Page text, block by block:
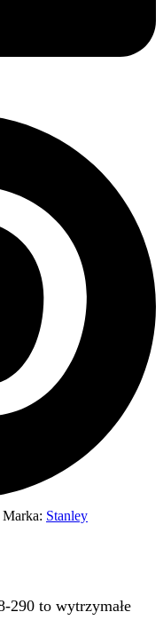
Marka: Stanley
290 to wytrzymałe